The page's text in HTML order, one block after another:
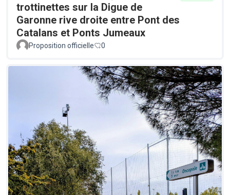
trottinettes sur la Digue de
Garonne rive droite entre Pont des
Catalans et Ponts Jumeaux
Proposition officielle 0